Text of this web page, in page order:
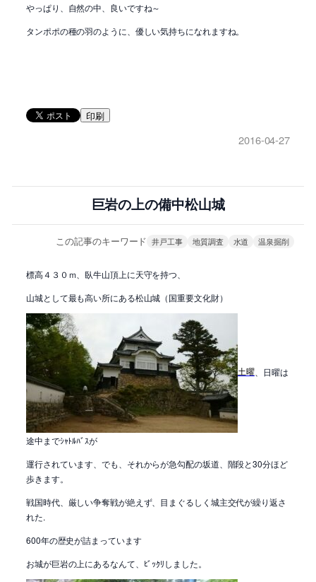
やっぱり、自然の中、良いですね～
タンポポの種の羽のように、優しい気持ちになれますね。
印刷
2016-04-27
巨岩の上の備中松山城
この記事のキーワード 井戸工事 地質調査 水道 温泉掘削
標高４３０ｍ、臥牛山頂上に天守を持つ、
山城として最も高い所にある松山城（国重要文化財）
土曜、日曜は
途中までｼｬﾄﾙﾊﾞｽが
運行されています、でも、それからが急勾配の坂道、階段と30分ほど
歩きます。
戦国時代、厳しい争奪戦が絶えず、目まぐるしく城主交代が繰り返さ
れた.
600年の歴史が詰まっています
お城が巨岩の上にあるなんて、ﾋﾞｯｸﾘしました。